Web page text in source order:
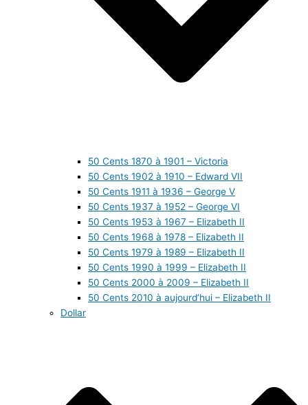
50 Cents 1870 à 1901 – Victoria
50 Cents 1902 à 1910 – Edward VII
50 Cents 1911 à 1936 – George V
50 Cents 1937 à 1952 – George VI
50 Cents 1953 à 1967 – Elizabeth II
50 Cents 1968 à 1978 – Elizabeth II
50 Cents 1979 à 1989 – Elizabeth II
50 Cents 1990 à 1999 – Elizabeth II
50 Cents 2000 à 2009 – Elizabeth II
50 Cents 2010 à aujourd’hui – Elizabeth II
Dollar